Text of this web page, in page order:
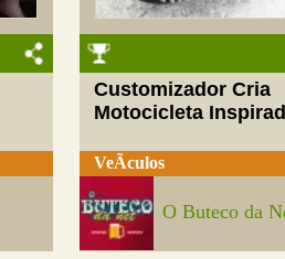
Customizador Cria
Motocicleta
VeÃ­culos
O Buteco da